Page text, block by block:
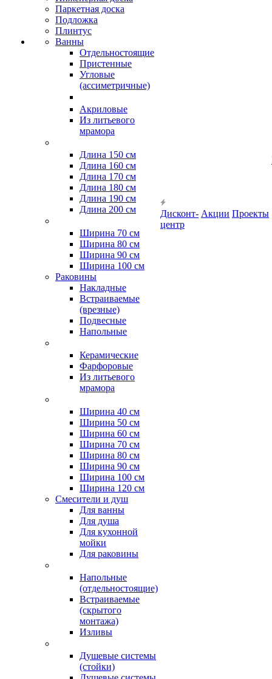
Паркетная доска
Подложка
Плинтус
Ванны
Отдельностоящие
Пристенные
Угловые
(ассиметричные)
Акриловые
Из литьевого
мрамора
Длина 150 см
Длина 160 см
Длина 170 см
Длина 180 см
Длина 190 см
Длина 200 см
Ширина 70 см
Ширина 80 см
Ширина 90 см
Ширина 100 см
Раковины
Накладные
Встраиваемые
(врезные)
Подвесные
Напольные
Керамические
Фарфоровые
Из литьевого
мрамора
Ширина 40 см
Ширина 50 см
Ширина 60 см
Ширина 70 см
Ширина 80 см
Ширина 90 см
Ширина 100 см
Ширина 120 см
Смесители и душ
Для ванны
Для душа
Для кухонной
мойки
Для раковины
Напольные
(отдельностоящие)
Встраиваемые
(скрытого
монтажа)
Изливы
Душевые системы
(стойки)
Дисконт-
центр
Акции Проекты